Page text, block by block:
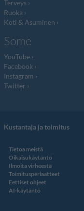
Terveys
Ruoka
Koti & Asuminen
Some
YouTube
Facebook
Instagram
Twitter
Kustantaja ja toimitus
Tietoa meistä
Oikaisukäytäntö
Ilmoita virheestä
Toimitusperiaatteet
Eettiset ohjeet
AI-käytäntö